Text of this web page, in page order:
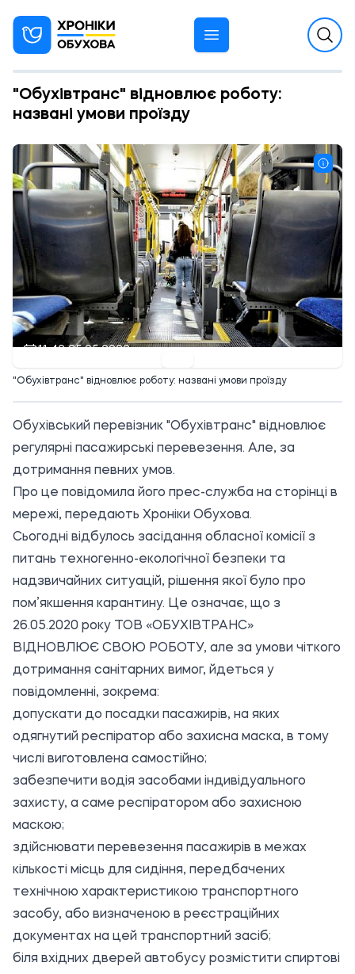
"Обухівтранс" відновлює роботу:
названі умови проїзду
11:42 25.05.2020
"Обухівтранс" відновлює роботу: названі умови проїзду
Обухівський перевізник "Обухівтранс" відновлює
регулярні пасажирські перевезення. Але, за
дотримання певних умов.
Про це повідомила його прес-служба на сторінці в
мережі, передають Хроніки Обухова.
Сьогодні відбулось засідання обласної комісії з
питань техногенно-екологічної безпеки та
надзвичайних ситуацій, рішення якої було про
пом’якшення карантину. Це означає, що з
26.05.2020 року ТОВ «ОБУХІВТРАНС»
ВІДНОВЛЮЄ СВОЮ РОБОТУ, але за умови чіткого
дотримання санітарних вимог, йдеться у
повідомленні, зокрема:
допускати до посадки пасажирів, на яких
одягнутий респіратор або захисна маска, в тому
числі виготовлена самостійно;
забезпечити водія засобами індивідуального
захисту, а саме респіратором або захисною
маскою;
здійснювати перевезення пасажирів в межах
кількості місць для сидіння, передбачених
технічною характеристикою транспортного
засобу, або визначеною в реєстраційних
документах на цей транспортний засіб;
біля вхідних дверей автобусу розмістити спиртові